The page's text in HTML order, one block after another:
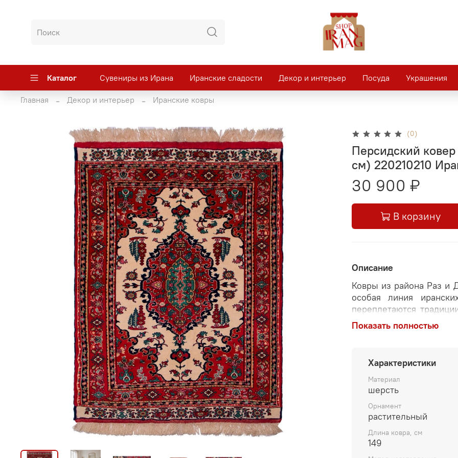
Каталог Сувениры из Ирана Иранские сладости Декор и интерьер Посуда Украшения
Главная Декор и интерьер Иранские ковры
(0)
Персидский
см) 220210210
30 900 ₽
В корзину
Описание
Ковры из района Раз и
особая линия
переплетаются
это культурное
искусстве
Перед вами —
Хорасана
рисунке (челе и
дополнительную
прочность и
Показать полностью
Характеристики
Материал
шерсть
Орнамент
растительный
Длина ковра, см
149